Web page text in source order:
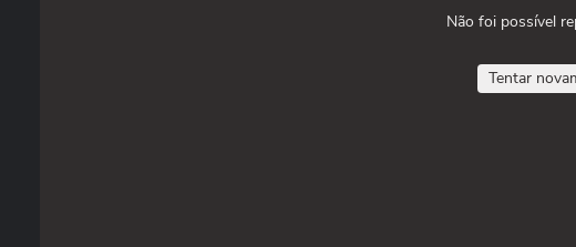
Não foi possível
Tentar